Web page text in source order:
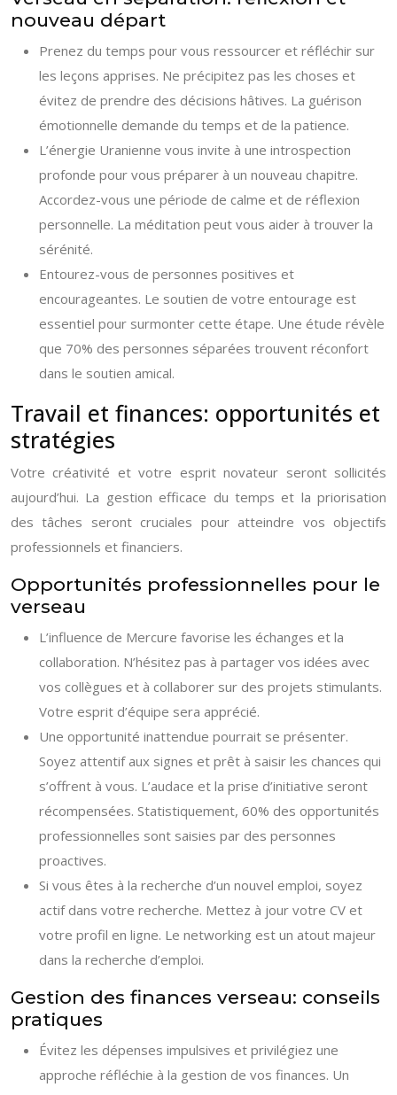
nouveau départ
Prenez du temps pour vous ressourcer et réfléchir sur
les leçons apprises. Ne précipitez pas les choses et
évitez de prendre des décisions hâtives. La guérison
émotionnelle demande du temps et de la patience.
L’énergie Uranienne vous invite à une introspection
profonde pour vous préparer à un nouveau chapitre.
Accordez-vous une période de calme et de réflexion
personnelle. La méditation peut vous aider à trouver la
sérénité.
Entourez-vous de personnes positives et
encourageantes. Le soutien de votre entourage est
essentiel pour surmonter cette étape. Une étude révèle
que 70% des personnes séparées trouvent réconfort
dans le soutien amical.
Travail et finances: opportunités et
stratégies
Votre créativité et votre esprit novateur seront sollicités
aujourd’hui. La gestion efficace du temps et la priorisation
des tâches seront cruciales pour atteindre vos objectifs
professionnels et financiers.
Opportunités professionnelles pour le
verseau
L’influence de Mercure favorise les échanges et la
collaboration. N’hésitez pas à partager vos idées avec
vos collègues et à collaborer sur des projets stimulants.
Votre esprit d’équipe sera apprécié.
Une opportunité inattendue pourrait se présenter.
Soyez attentif aux signes et prêt à saisir les chances qui
s’offrent à vous. L’audace et la prise d’initiative seront
récompensées. Statistiquement, 60% des opportunités
professionnelles sont saisies par des personnes
proactives.
Si vous êtes à la recherche d’un nouvel emploi, soyez
actif dans votre recherche. Mettez à jour votre CV et
votre profil en ligne. Le networking est un atout majeur
dans la recherche d’emploi.
Gestion des finances verseau: conseils
pratiques
Évitez les dépenses impulsives et privilégiez une
approche réfléchie à la gestion de vos finances. Un